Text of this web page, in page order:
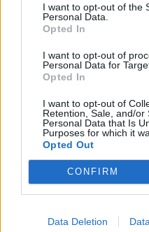
I want to opt-out of the
Personal Data.
Opted In
I want to opt-out of
Personal Data for
Opted In
I want to opt-out of
Retention, Sale, and/or
Personal Data that Is
Purposes for which it
Opted Out
CONFIRM
Data Deletion
in ospedale. Le